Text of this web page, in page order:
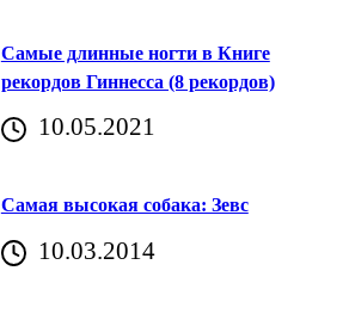
Самые длинные ногти в Книге
рекордов Гиннесса (8 рекордов)
10.05.2021
Самая высокая собака: Зевс
10.03.2014